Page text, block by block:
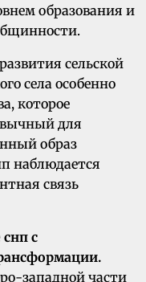
образования и
сельской
села особенно
которое
для
образ
наблюдается
связь
с
западной части